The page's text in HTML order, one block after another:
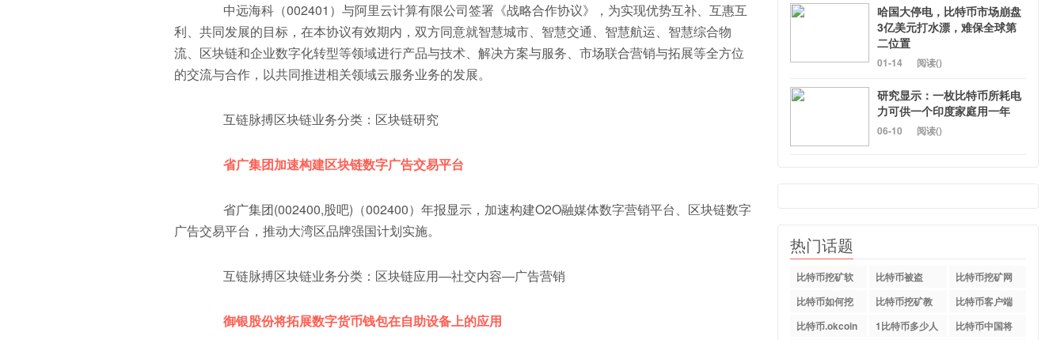
中远海科（002401）与阿里云计算有限公司签署《战略合作协议》，为实现优势互补、互惠互
利、共同发展的目标，在本协议有效期内，双方同意就智慧城市、智慧交通、智慧航运、智慧综合物
流、区块链和企业数字化转型等领域进行产品与技术、解决方案与服务、市场联合营销与拓展等全方位
的交流与合作，以共同推进相关领域云服务业务的发展。
互链脉搏区块链业务分类：区块链研究
省广集团加速构建区块链数字广告交易平台
省广集团(002400,股吧)（002400）年报显示，加速构建O2O融媒体数字营销平台、区块链数字
广告交易平台，推动大湾区品牌强国计划实施。
互链脉搏区块链业务分类：区块链应用―社交内容―广告营销
御银股份将拓展数字货币钱包在自助设备上的应用
哈国大停电，比特币市场崩盘
3亿美元打水漂，难保全球第
二位置
01-14 阅读()
研究显示：一枚比特币所耗电
力可供一个印度家庭用一年
06-10 阅读()
热门话题
比特币挖矿软
件下载
比特币被盗
比特币挖矿网
站
比特币如何挖
矿
比特币挖矿教
程
比特币客户端
中文版
比特币.okcoin
1比特币多少人
比特币中国将